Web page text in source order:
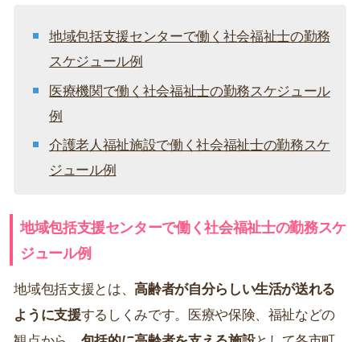
地域包括支援センターで働く社会福祉士の勤務
スケジュール例
医療機関で働く社会福祉士の勤務スケジュール
例
介護老人福祉施設で働く社会福祉士の勤務スケ
ジュール例
地域包括支援センターで働く社会福祉士の勤務スケ
ジュール例
地域包括支援とは、高齢者が自分らしい生活が送れる
ように支援するしくみです。医療や保険、福祉などの